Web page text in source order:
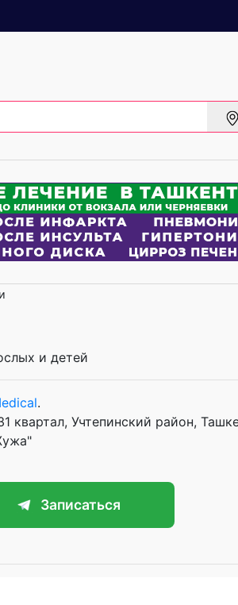
и детей
.
квартал, Учтепинский район,
Записаться